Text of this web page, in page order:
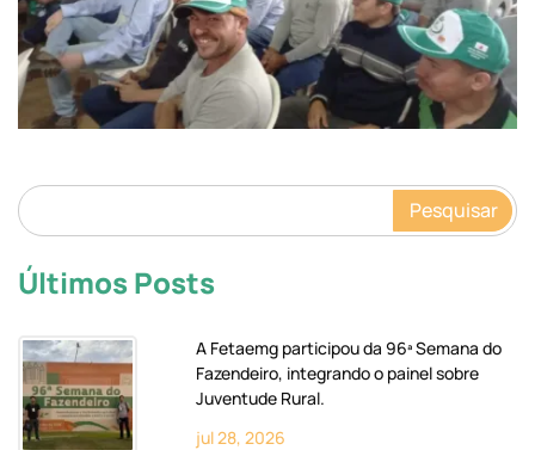
Pesquisar
Últimos Posts
A Fetaemg participou da 96ª Semana do
Fazendeiro, integrando o painel sobre
Juventude Rural.
jul 28, 2026